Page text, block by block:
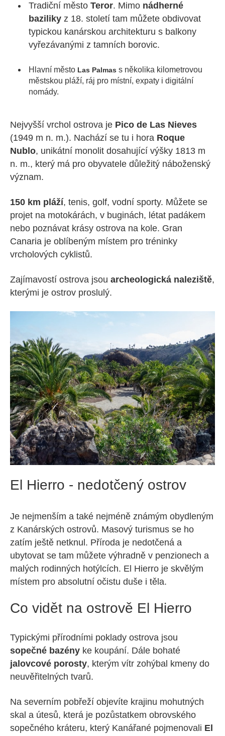
Tradiční město Teror. Mimo nádherné
baziliky z 18. století tam můžete obdivovat
typickou kanárskou architekturu s balkony
vyřezávanými z tamních borovic.
Hlavní město Las Palmas s několika kilometrovou
městskou pláží, ráj pro místní, expaty i digitální
nomády.
Nejvyšší vrchol ostrova je Pico de Las Nieves
(1949 m n. m.). Nachází se tu i hora Roque
Nublo, unikátní monolit dosahující výšky 1813 m
n. m., který má pro obyvatele důležitý náboženský
význam.
150 km pláží, tenis, golf, vodní sporty. Můžete se
projet na motokárách, v buginách, létat padákem
nebo poznávat krásy ostrova na kole. Gran
Canaria je oblíbeným místem pro tréninky
vrcholových cyklistů.
Zajímavostí ostrova jsou archeologická naleziště,
kterými je ostrov proslulý.
El Hierro - nedotčený ostrov
Je nejmenším a také nejméně známým obydleným
z Kanárských ostrovů. Masový turismus se ho
zatím ještě netknul. Příroda je nedotčená a
ubytovat se tam můžete výhradně v penzionech a
malých rodinných hotýlcích. El Hierro je skvělým
místem pro absolutní očistu duše i těla.
Co vidět na ostrově El Hierro
Typickými přírodními poklady ostrova jsou
sopečné bazény ke koupání. Dále bohaté
jalovcové porosty, kterým vítr zohýbal kmeny do
neuvěřitelných tvarů.
Na severním pobřeží objevíte krajinu mohutných
skal a útesů, která je pozůstatkem obrovského
sopečného kráteru, který Kanářané pojmenovali El